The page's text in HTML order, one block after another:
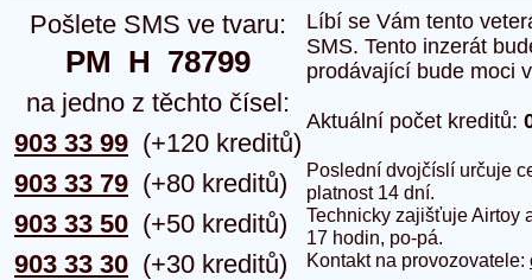
Pošlete SMS ve tvaru:
PM  H  78799
na jedno z těchto čísel:
903 33 99
903 33 79
903 33 50
903 33 30
(+120 kreditů)
(+80 kreditů)
(+50 kreditů)
(+30 kreditů)
Líbí se Vám tento
SMS. Tento inzerát
prodávající bude moci
Aktuální počet kreditů:
Poslední dvojčíslí určuje
platnost 14 dní.
Technicky zajišťuje Airtoy
17 hodin, po-pá.
Kontakt na provozovatele: